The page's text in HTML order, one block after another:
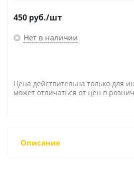
450 руб./шт
Нет в наличии
Цена действительна только для
может отличаться от цен в
Описание